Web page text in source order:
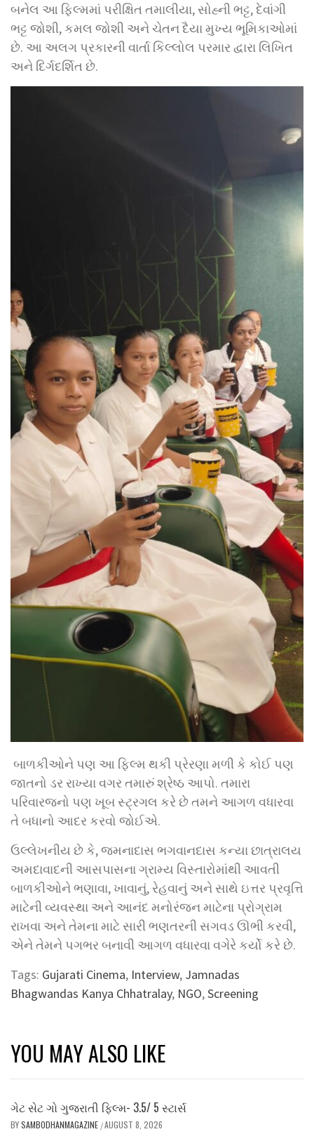
બનેલ આ ફિલ્મમાં પરીક્ષિત તમાલીયા, સોહ્ની ભટ્ટ, દેવાંગી
ભટ્ટ જોશી, કમલ જોશી અને ચેતન દૈયા મુખ્ય ભૂમિકાઓમાં
છે. આ અલગ પ્રકારની વાર્તા કિલ્લોલ પરમાર દ્વારા લિખિત
અને દિર્ગદર્શિત છે.
બાળકીઓને પણ આ ફિલ્મ થકી પ્રેરણા મળી કે કોઈ પણ
જાતનો ડર રાખ્યા વગર તમારું શ્રેષ્ઠ આપો. તમારા
પરિવારજનો પણ ખૂબ સ્ટ્રગલ કરે છે તમને આગળ વધારવા
તે બધાનો આદર કરવો જોઈએ.
ઉલ્લેખનીય છે કે, જમનાદાસ ભગવાનદાસ કન્યા છાત્રાલય
અમદાવાદની આસપાસના ગ્રામ્ય વિસ્તારોમાંથી આવતી
બાળકીઓને ભણાવા, ખાવાનું, રેહવાનું અને સાથે ઇત્તર પ્રવૃત્તિ
માટેની વ્યવસ્થા અને આનંદ મનોરંજન માટેના પ્રોગ્રામ
રાખવા અને તેમના માટે સારી ભણતરની સગવડ ઊભી કરવી,
એને તેમને પગભર બનાવી આગળ વધારવા વગેરે કર્યો કરે છે.
Tags: Gujarati Cinema, Interview, Jamnadas
Bhagwandas Kanya Chhatralay, NGO,Screening
YOU MAY ALSO LIKE
ગેટ સેટ ગો ગુજરાતી ફિલ્મ- 3.5/ 5 સ્ટાર્સ
BYSAMBODHANMAGAZINE /AUGUST 8, 2026